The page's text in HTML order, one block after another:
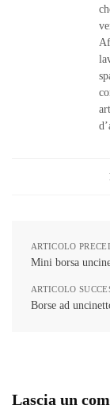
ARTICOLO
Mini borsa
ARTICOLO
Borse ad
Lascia un